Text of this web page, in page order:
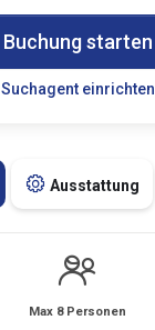
Ausstattung
Max 8 Personen
Buchung starten
Suchagent einrichten